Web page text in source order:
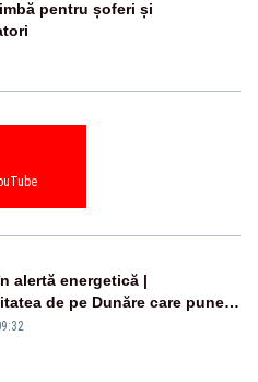
pentru șoferi și
alertă energetică |
de pe Dunăre care pune
Cernavodă era